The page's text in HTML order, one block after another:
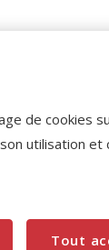
de cookies
utilisation et
Tout